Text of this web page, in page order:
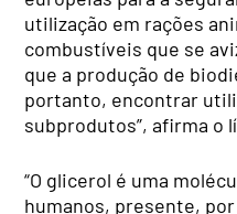
utilização em rações
combustíveis que se
que a produção de
portanto, encontrar
subprodutos”, afirma o
“O glicerol é uma
humanos, presente,